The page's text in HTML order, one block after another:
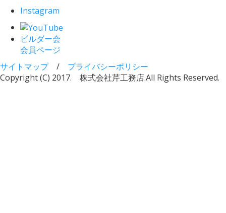
Instagram
ビルダー会
会員ページ
サイトマップ/ プライバシーポリシー
Copyright (C) 2017. 株式会社芹工務店.All Rights Reserved.